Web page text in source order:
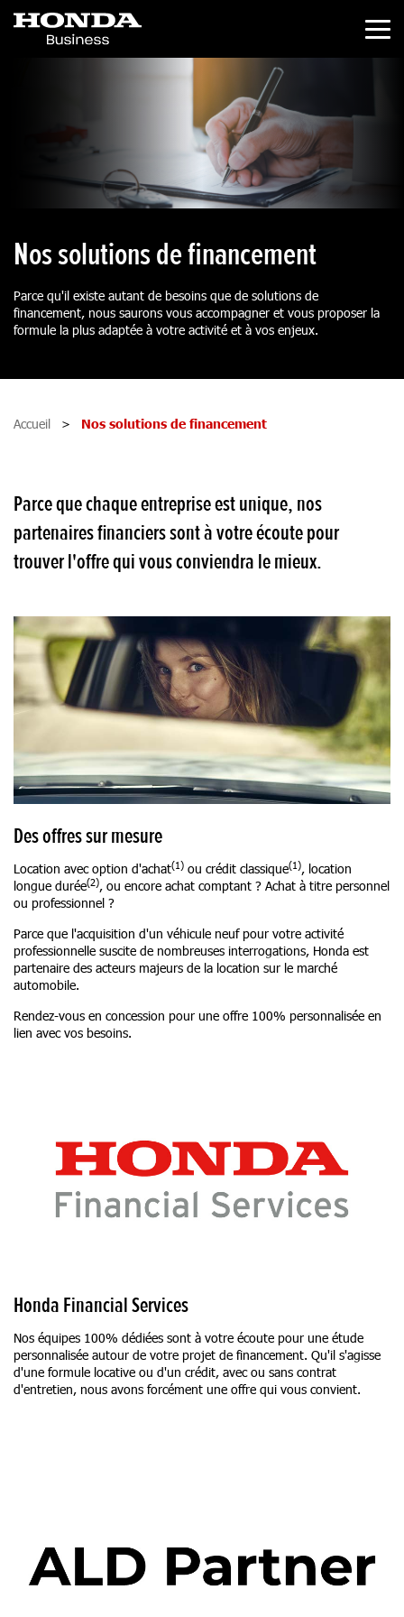
Nos solutions de financement
Parce qu'il existe autant de besoins que de solutions de
financement, nous saurons vous accompagner et vous proposer la
formule la plus adaptée à votre activité et à vos enjeux.
Accueil Nos solutions de financement
Parce que chaque entreprise est unique, nos
partenaires financiers sont à votre écoute pour
trouver l'offre qui vous conviendra le mieux.
Des offres sur mesure
Location avec option d'achat(1) ou crédit classique(1), location
longue durée(2), ou encore achat comptant ? Achat à titre personnel
ou professionnel ?
Parce que l'acquisition d'un véhicule neuf pour votre activité
professionnelle suscite de nombreuses interrogations, Honda est
partenaire des acteurs majeurs de la location sur le marché
automobile.
Rendez-vous en concession pour une offre 100% personnalisée en
lien avec vos besoins.
Honda Financial Services
Nos équipes 100% dédiées sont à votre écoute pour une étude
personnalisée autour de votre projet de financement. Qu'il s'agisse
d'une formule locative ou d'un crédit, avec ou sans contrat
d'entretien, nous avons forcément une offre qui vous convient.